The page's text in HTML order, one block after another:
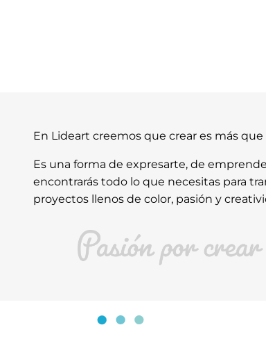
En Lideart creemos que crear es más
Es una forma de expresarte, de
encontrarás todo lo que necesitas para
proyectos llenos de color, pasión y